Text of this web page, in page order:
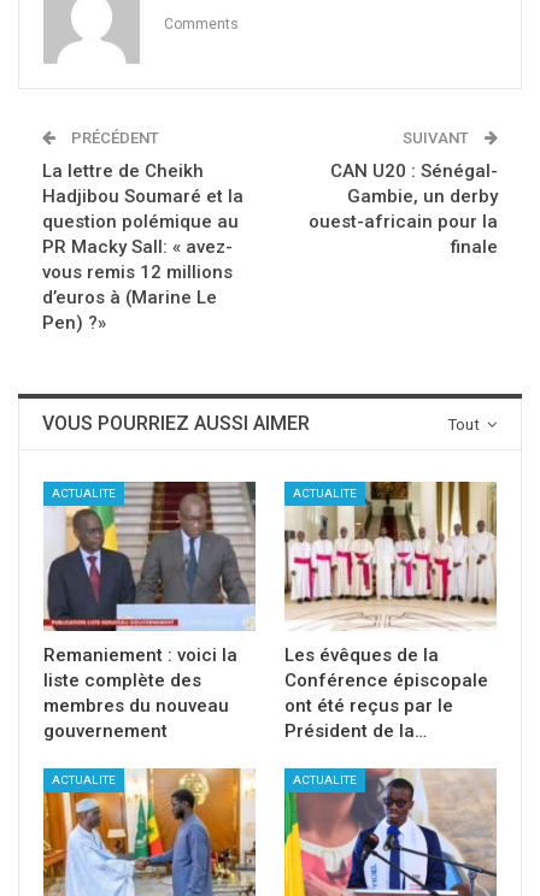
Comments
PRÉCÉDENT
La lettre de Cheikh
Hadjibou Soumaré et la
question polémique au
PR Macky Sall: « avez-
vous remis 12 millions
d’euros à (Marine Le
Pen) ?»
SUIVANT
CAN U20 : Sénégal-
Gambie, un derby
ouest-africain pour la
finale
Tout
VOUS POURRIEZ AUSSI AIMER
ACTUALITE
Remaniement : voici la
liste complète des
membres du nouveau
gouvernement
ACTUALITE
Les évêques de la
Conférence épiscopale
ont été reçus par le
Président de la…
ACTUALITE ACTUALITE